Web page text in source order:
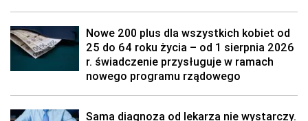
Nowe 200 plus dla wszystkich kobiet od
25 do 64 roku życia – od 1 sierpnia 2026
r. świadczenie przysługuje w ramach
nowego programu rządowego
Sama diagnoza od lekarza nie wystarczy.